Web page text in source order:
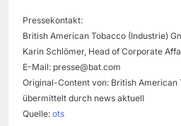
Pressekontakt:
British American Tobacco (Industrie)
Karin Schlömer, Head of Corporate
E-Mail: presse@bat.com
Original-Content von: British American
übermittelt durch news aktuell
Quelle: ots